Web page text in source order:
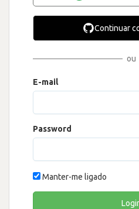
Continuar
ou
E-mail
Password
Manter-me ligado